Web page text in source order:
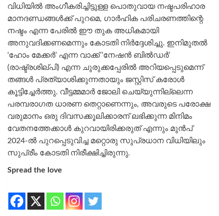
വിധിയിൽ അംഗീകരിച്ചിട്ടുള്ള പൊതുവായ നഷ്ടപരിഹാര
മാനദണ്ഡങ്ങൾക്ക് പുറമെ, ഗാർഹിക പരിചരണത്തിന്റെ
നഷ്ടം എന്ന പേരിൽ ഈ തുക അധികമായി
അനുവദിക്കണമെന്നും കോടതി നിർദ്ദേശിച്ചു. ഇനിമുതൽ
‘ഹോം മേക്കർ’ എന്ന വാക്ക് ‘നേഷൻ ബിൽഡർ’
(രാഷ്ട്രശില്പി) എന്ന ചുരുക്കപ്പേരിൽ അറിയപ്പെടുമെന്ന്
തങ്ങൾ പ്രത്യാശിക്കുന്നതായും ജസ്റ്റിസ് കരോൾ
കൂട്ടിച്ചേർത്തു. വീട്ടമ്മമാർ ജോലി ചെയ്യുന്നില്ലെന്ന
പരമ്പരാഗത ധാരണ തെറ്റാണെന്നും, അവരുടെ പരോക്ഷ
വരുമാനം ഒരു ദിവസക്കൂലിക്കാരന് ലഭിക്കുന്ന മിനിമം
വേതനത്തേക്കാൾ കുറവായിരിക്കരുത് എന്നും മുൻപ്
2024-ൽ പുറപ്പെടുവിച്ച മറ്റൊരു സുപ്രധാന വിധിയിലും
സുപ്രീം കോടതി നിരീക്ഷിച്ചിരുന്നു.
Spread the love